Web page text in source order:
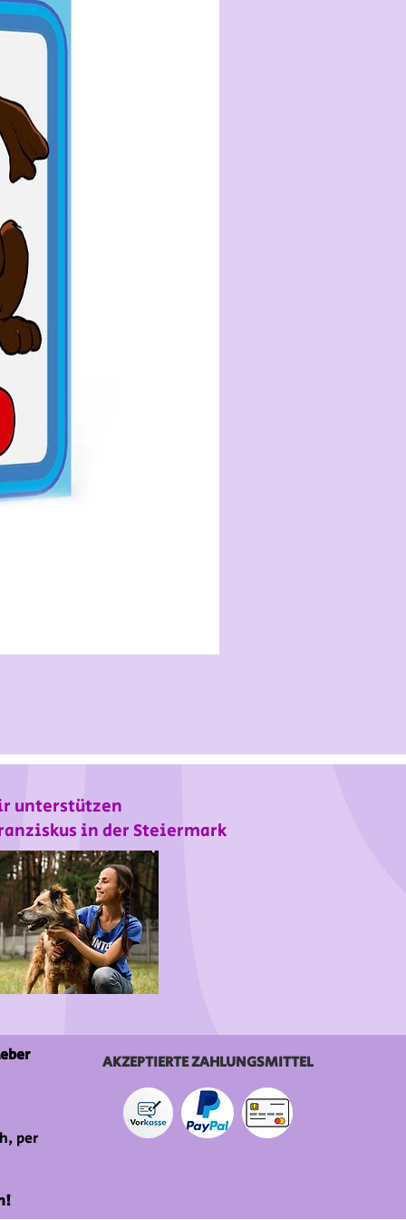
unterstützen
in der Steiermark
per
AKZEPTIERTE ZAHLUNGSMITTEL